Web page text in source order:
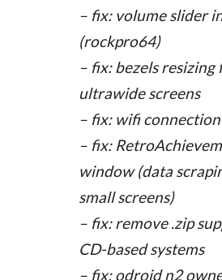
– fix: volume slider
(rockpro64)
– fix: bezels resizing
ultrawide screens
– fix: wifi connection
– fix:
window (data
small screens)
– fix: remove .zip
CD-based systems
– fix: odroid n2